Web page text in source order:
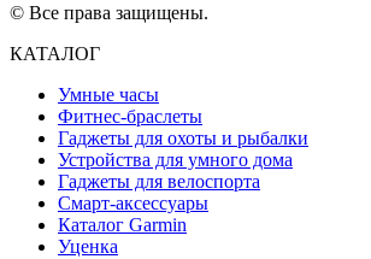
© Все права защищены.
КАТАЛОГ
Умные часы
Фитнес-браслеты
Гаджеты для охоты и рыбалки
Устройства для умного дома
Гаджеты для велоспорта
Смарт-аксессуары
Каталог Garmin
Уценка